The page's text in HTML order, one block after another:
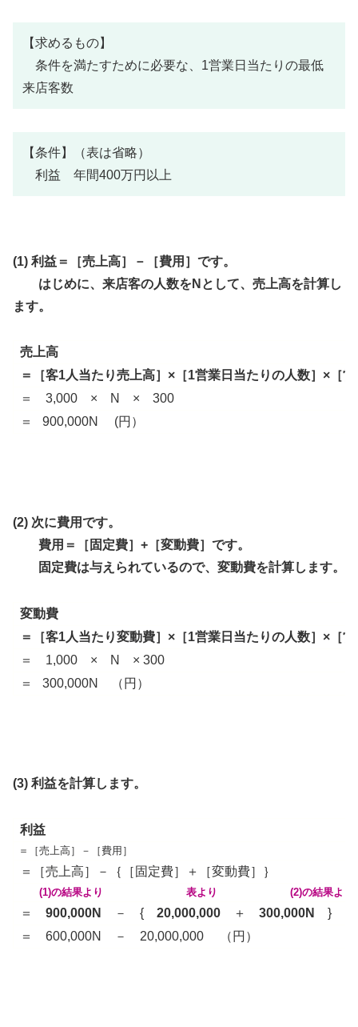
【求めるもの】
条件を満たすために必要な、1営業日当たりの最低
来店客数
【条件】（表は省略）
利益 年間400万円以上
(1) 利益＝［売上高］－［費用］です。
はじめに、来店客の人数をNとして、売上高を計算し
ます。
売上高
＝［客1人当たり売上高］×［1営業日当たりの人数］×［
＝ 3,000 × N × 300
＝ 900,000N (円）
(2) 次に費用です。
費用＝［固定費］+［変動費］です。
固定費は与えられているので、変動費を計算します。
変動費
＝［客1人当たり変動費］×［1営業日当たりの人数］×［
＝ 1,000 × N × 300
＝ 300,000N （円）
(3) 利益を計算します。
利益
＝［売上高］－［費用］
＝［売上高］－｛［固定費］＋［変動費］｝
(1)の結果より 表より (2)の結果より
＝ 900,000N － { 20,000,000 ＋ 300,000N
}
＝ 600,000N － 20,000,000 （円）